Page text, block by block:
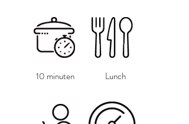
10 minuten Lunch